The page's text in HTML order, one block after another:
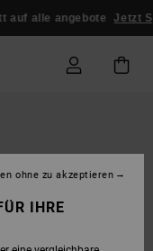
auf alle angebote Jetzt
IHRE
ohne zu akzeptieren